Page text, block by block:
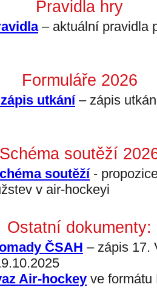
Pravidla hry
– aktuální pravidla
Formuláře 2026
utkání– zápis
Schéma soutěží
soutěží -
v air-hockeyi
Ostatní dokumenty:
ČSAH – zápis 17.
Air-hockey ve formátu